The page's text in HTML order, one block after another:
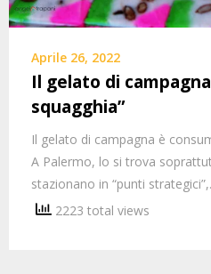
Aprile 26, 2022
Il gelato di
squagghia”
Il gelato di campagna è
A Palermo, lo si trova
stazionano in “punti
2223 total views